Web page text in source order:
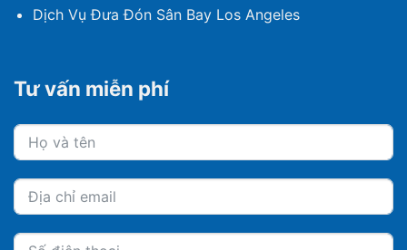
Dịch Vụ Đưa Đón Sân Bay Los Angeles
Tư vấn miễn phí